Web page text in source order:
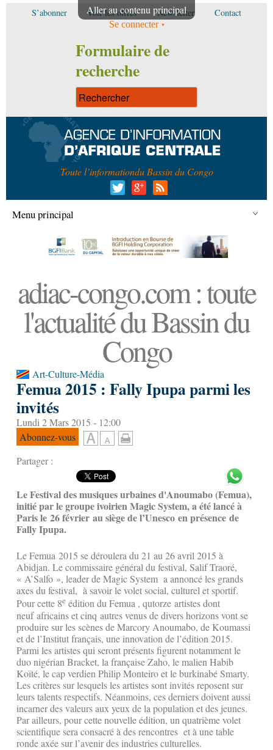
Aller au contenu principal
S’abonner Voir les offres Newsletter Contact
Se connecter
Formulaire de
recherche
Toute l’informationdu Bassin du Congo
Menu principal
adiac-congo.com : toute
l'actualité du Bassin du
Congo
Art-Culture-Média
Femua 2015 : Fally Ipupa parmi les
invités
Lundi 2 Mars 2015 - 12:00
Abonnez-vous
Partager :
Le Festival des musiques urbaines d'Anoumabo (Femua),
initié par le groupe ivoirien Magic System, a été lancé à
Paris le 26 février au siège de l’Unesco en présence de
Fally Ipupa.
Le Femua 2015 se déroulera du 21 au 26 avril 2015 à
Abidjan. Le commissaire général du festival, Salif Traoré,
« A’Salfo », leader de Magic System a annoncé les grands
axes du festival, à savoir le volet social, culturel et sportif.
Pour cette 8e édition du Femua , qutorze artistes dont
neuf africains et cinq autres venus de divers horizons vont se
produire sur les scènes de Marcory Anoumabo, de Koumassi
et de l’Institut français, une innovation de l’édition 2015.
Parmi les artistes qui seront présents figurent notamment le
duo nigérian Bracket, la française Zaho, le malien Habib
Koïté, le cap verdien Philip Monteiro et le burkinabé Smarty.
Les critères sur lesquels les artistes sont invités reposent sur
leurs talents respectifs. Néanmoins, ces derniers doivent aussi
incarner des valeurs aux yeux de la population et des jeunes.
Par ailleurs, pour cette nouvelle édition, un quatrième volet
scientifique sera consacré à des rencontres et à une table
ronde axée sur l’avenir des industries culturelles.